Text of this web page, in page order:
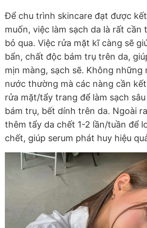
Để chu trình skincare đạt được
muốn, việc làm sạch da là rất
bỏ qua. Việc rửa mặt kĩ càng sẽ
bẩn, chất độc bám trụ trên da,
mịn màng, sạch sẽ. Không những
nước thường mà các nàng cần
rửa mặt/tẩy trang để làm sạch
bám trụ, bết dính trên da. Ngoài
thêm tẩy da chết 1-2 lần/tuần để
chết, giúp serum phát huy hiệu